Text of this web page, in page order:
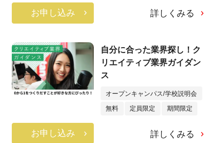
お申し込み 詳しくみる
自分に合った業界探し！ク
リエイティブ業界ガイダン
ス
オープンキャンパス/学校説明会
無料 定員限定 期間限定
お申し込み 詳しくみる